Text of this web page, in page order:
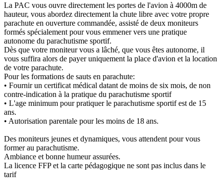
La PAC vous ouvre directement les portes de l'avion à 4000m de
hauteur, vous abordez directement la chute libre avec votre propre
parachute en ouverture commandée, assisté de deux moniteurs
formés spécialement pour vous emmener vers une pratique
autonome du parachutisme sportif.
Dès que votre moniteur vous a lâché, que vous êtes autonome, il
vous suffira alors de payer uniquement la place d'avion et la location
de votre parachute.
Pour les formations de sauts en parachute:
• Fournir un certificat médical datant de moins de six mois, de non
contre-indication à la pratique du parachutisme sportif
• L'age minimum pour pratiquer le parachutisme sportif est de 15
ans.
• Autorisation parentale pour les moins de 18 ans.
Des moniteurs jeunes et dynamiques, vous attendent pour vous
former au parachutisme.
Ambiance et bonne humeur assurées.
La licence FFP et la carte pédagogique ne sont pas inclus dans le
tarif